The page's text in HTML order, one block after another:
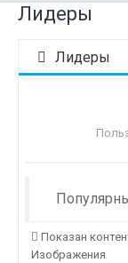
Лидеры
Лидеры
Показан
Изображения